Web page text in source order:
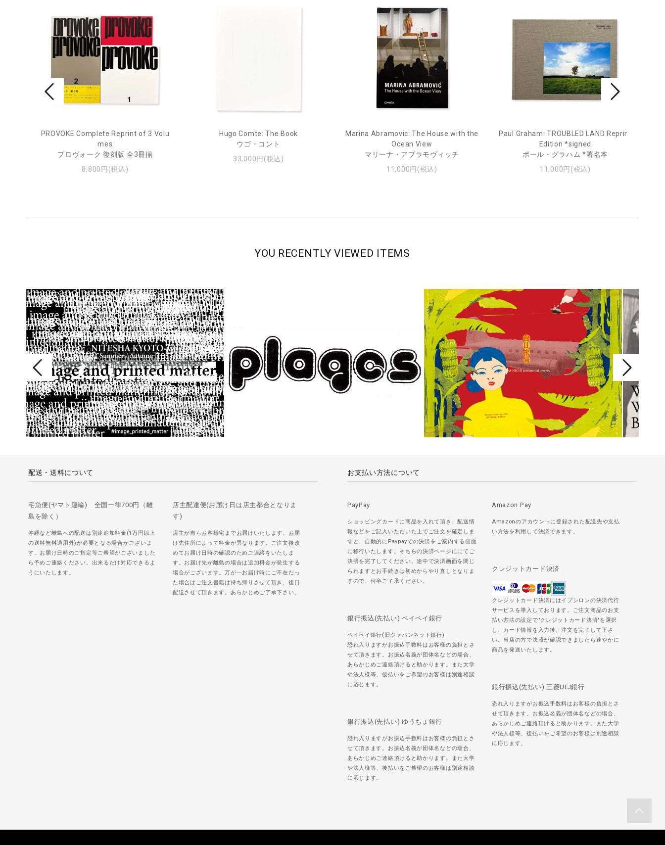
PROVOKE Complete Reprint of 3 Volu
mes
プロヴォーク 復刻版 全3冊揃
8,800円(税込)
Hugo Comte: The Book
ウゴ・コント
33,000円(税込)
Marina Abramovic: The House with the
Ocean View
マリーナ・アブラモヴィッチ
11,000円(税込)
Paul Graham: TROUBLED LAND Reprint
Edition *signed
ポール・グラハム *署名本
11,000円(税込)
YOU RECENTLY VIEWED ITEMS
配送・送料について
宅急便(ヤマト運輸) 全国一律700円（離
島を除く）
沖縄など離島への配送は別途追加料金(1万円以上
の送料無料適用外)が必要となる場合がございま
す。お届け日時のご指定等ご希望がございました
ら予めご連絡ください。出来るだけ対応できるよ
うにいたします。
店主配達便(お届け日は店主都合となりま
す)
店主が自らお客様宅までお届けいたします。お届
け先住所によって料金が異なります。ご注文後改
めてお届け日時の確認のためご連絡をいたしま
す。お届け先が離島の場合は追加料金が発生する
場合がございます。万が一お届け時にご不在だっ
た場合はご注文書籍は持ち帰りさせて頂き、後日
配送させて頂きます。あらかじめご了承下さい。
お支払い方法について
PayPay
ショッピングカードに商品を入れて頂き、配送情
報などをご記入いただいた上でご注文を確定しま
すと、自動的にPaypayでの決済をご案内する画面
に移行いたします。そちらの決済ページににてご
決済を完了してください。途中で決済画面を閉じ
られますとお手続きは初めからやり直しとなりま
すので、何卒ご了承ください。
Amazon Pay
Amazonのアカウントに登録された配送先や支払
い方法を利用して決済できます。
クレジットカード決済
クレジットカード決済にはイプシロンの決済代行
サービスを導入しております。ご注文商品のお支
払い方法の設定で"クレジットカード決済"を選択
し、カード情報を入力後、注文を完了して下さ
い。当店の方で決済が確認できましたら速やかに
商品を発送いたします。
銀行振込(先払い) ペイペイ銀行
ペイペイ銀行(旧ジャパンネット銀行)
恐れ入りますがお振込手数料はお客様の負担とさ
せて頂きます。お振込名義が団体名などの場合、
あらかじめご連絡頂けると助かります。また大学
や法人様等、後払いをご希望のお客様は別途相談
に応じます。
銀行振込(先払い) 三菱UFJ銀行
恐れ入りますがお振込手数料はお客様の負担とさ
せて頂きます。お振込名義が団体名などの場合、
あらかじめご連絡頂けると助かります。また大学
や法人様等、後払いをご希望のお客様は別途相談
に応じます。
銀行振込(先払い) ゆうちょ銀行
恐れ入りますがお振込手数料はお客様の負担とさ
せて頂きます。お振込名義が団体名などの場合、
あらかじめご連絡頂けると助かります。また大学
や法人様等、後払いをご希望のお客様は別途相談
に応じます。